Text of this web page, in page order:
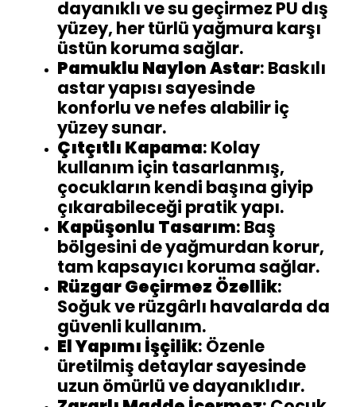
dayanıklı ve su geçirmez PU dış
yüzey, her türlü yağmura karşı
üstün koruma sağlar.
Pamuklu Naylon Astar: Baskılı
astar yapısı sayesinde
konforlu ve nefes alabilir iç
yüzey sunar.
Çıtçıtlı Kapama: Kolay
kullanım için tasarlanmış,
çocukların kendi başına giyip
çıkarabileceği pratik yapı.
Kapüşonlu Tasarım: Baş
bölgesini de yağmurdan korur,
tam kapsayıcı koruma sağlar.
Rüzgar Geçirmez Özellik:
Soğuk ve rüzgârlı havalarda da
güvenli kullanım.
El Yapımı İşçilik: Özenle
üretilmiş detaylar sayesinde
uzun ömürlü ve dayanıklıdır.